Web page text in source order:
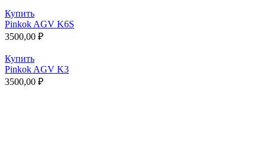
Купить
Pinkok AGV K6S
3500,00 ₽
Купить
Pinkok AGV K3
3500,00 ₽